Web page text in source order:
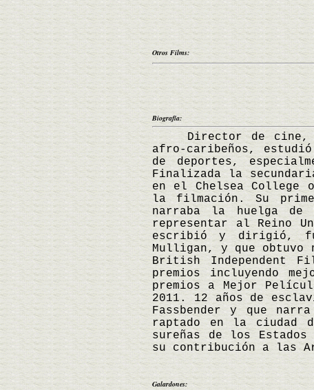
Otros Films:
Biografía:
Director de cine,
afro-caribeños,
de deportes,
Finalizada la
en el Chelsea College
la filmación. Su
narraba la huelga de
representar al Reino
escribió y dirigió, fue
Mulligan, y que obtuvo
British Independent
premios incluyendo
premios a Mejor
2011. 12 años de
Fassbender y que
raptado en la ciudad
sureñas de los Estados
su contribución a las
Galardones: